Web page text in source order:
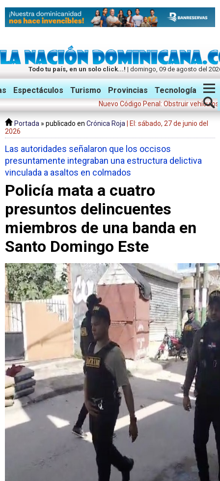
Todo tu país, en un solo click...! | domingo, 09 de agosto del
Twitter Facebook Instagram
Espectáculos Turismo Provincias Tecnología
Nuevo Código Penal: Obstruir vehículos de
Portada » publicado en Crónica Roja
| El: sábado, 27 de junio del
2026
Las autoridades señalaron que los occisos
presuntamente integraban una estructura delictiva
vinculada a asaltos en colmados
Policía mata a cuatro
presuntos delincuentes
miembros de una banda en
Santo Domingo Este